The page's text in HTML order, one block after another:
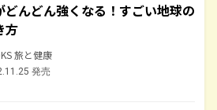
どんどん強くなる！すごい地球の
方
旅と健康
発売